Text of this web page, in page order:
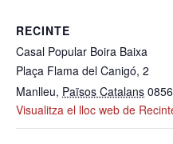
RECINTE
Casal Popular Boira Baixa
Plaça Flama del Canigó, 2
Manlleu, Països Catalans
Visualitza el lloc web de